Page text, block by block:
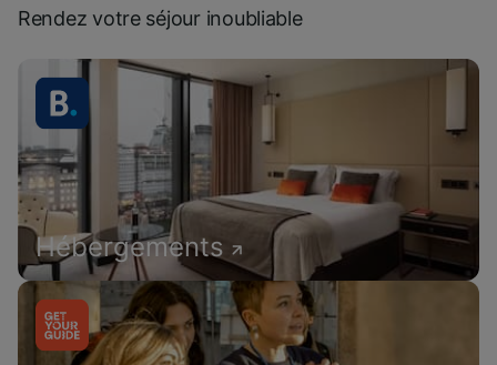
Rendez votre séjour inoubliable
Hébergements